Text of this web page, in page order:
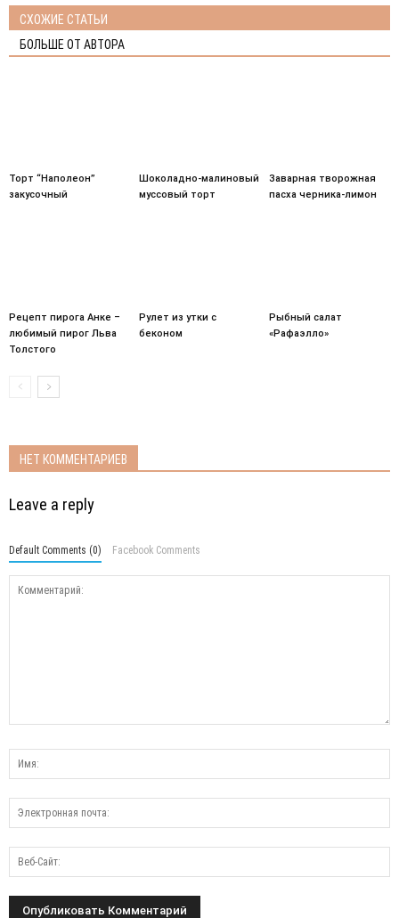
СХОЖИЕ СТАТЬИ
БОЛЬШЕ ОТ АВТОРА
Торт “Наполеон”
закусочный
Шоколадно-малиновый
муссовый торт
Заварная творожная
пасха черника-лимон
Рецепт пирога Анке –
любимый пирог Льва
Толстого
Рулет из утки с
беконом
Рыбный салат
«Рафаэлло»
НЕТ КОММЕНТАРИЕВ
Leave a reply
Default Comments (0) Facebook Comments